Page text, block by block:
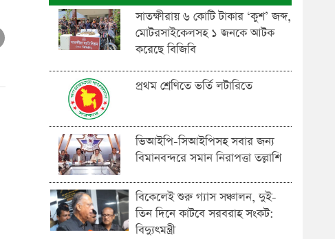
সাতক্ষীরায় ৬ কোটি টাকার ‘কুশ’ জব্দ,
মোটরসাইকেলসহ ১ জনকে আটক
করেছে বিজিবি
প্রথম শ্রেণিতে ভর্তি লটারিতে
ভিআইপি-সিআইপিসহ সবার জন্য
বিমানবন্দরে সমান নিরাপত্তা তল্লাশি
বিকেলেই শুরু গ্যাস সঞ্চালন, দুই-
তিন দিনে কাটবে সরবরাহ সংকট:
বিদ্যুৎমন্ত্রী